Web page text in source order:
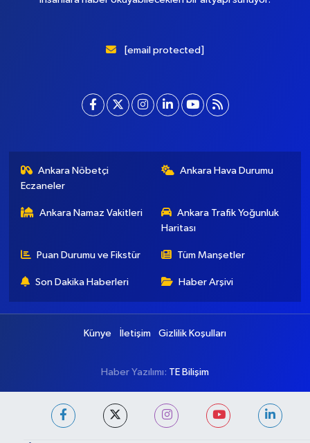
ve modernizmi bir araya getiriyor. Şatafattan kaçınıyor ve
[email protected]
Eczaneler
Ankara Namaz Vakitleri
Ankara Trafik Yoğunluk